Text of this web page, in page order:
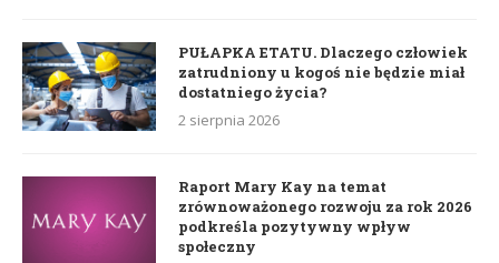
PUŁAPKA ETATU. Dlaczego człowiek
zatrudniony u kogoś nie będzie miał
dostatniego życia?
2 sierpnia 2026
Raport Mary Kay na temat
zrównoważonego rozwoju za rok 2026
podkreśla pozytywny wpływ
społeczny